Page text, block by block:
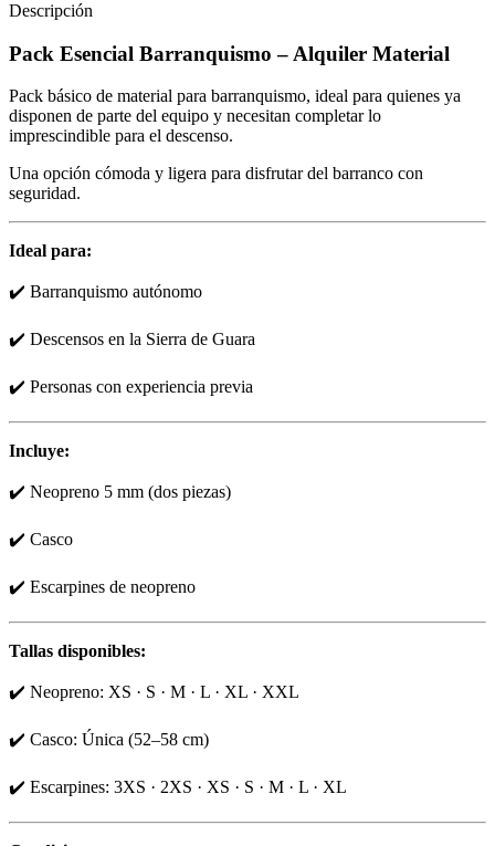
Descripción
Pack Esencial Barranquismo – Alquiler Material
Pack básico de material para barranquismo, ideal para quienes ya
disponen de parte del equipo y necesitan completar lo
imprescindible para el descenso.
Una opción cómoda y ligera para disfrutar del barranco con
seguridad.
Ideal para:
✔️ Barranquismo autónomo
✔️ Descensos en la Sierra de Guara
✔️ Personas con experiencia previa
Incluye:
✔️ Neopreno 5 mm (dos piezas)
✔️ Casco
✔️ Escarpines de neopreno
Tallas disponibles:
✔️ Neopreno: XS · S · M · L · XL · XXL
✔️ Casco: Única (52–58 cm)
✔️ Escarpines: 3XS · 2XS · XS · S · M · L · XL